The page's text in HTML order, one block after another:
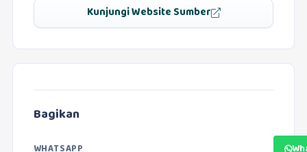
Kunjungi Website Sumber
Bagikan